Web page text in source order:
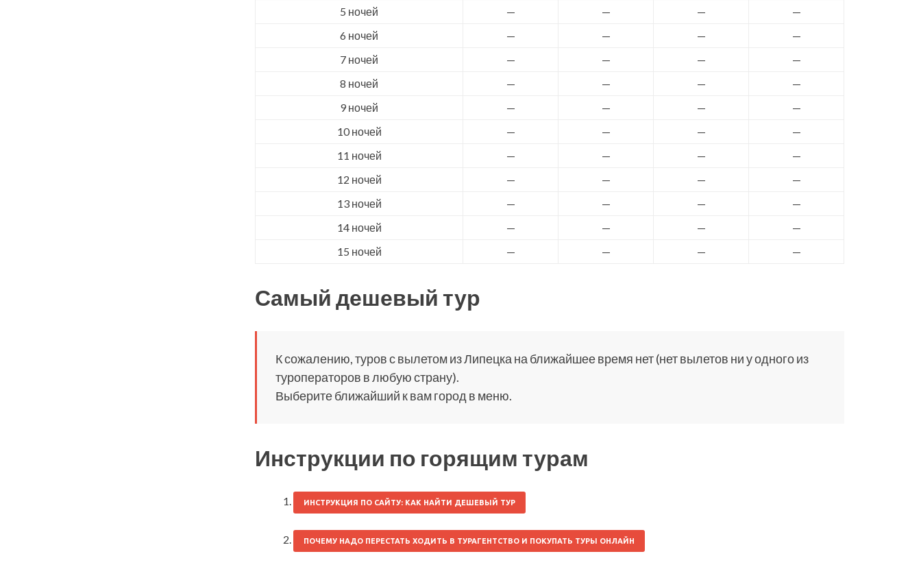
5 ночей
— — —
—
6 ночей
— — —
—
7 ночей
— — —
—
8 ночей
— — —
—
9 ночей
— — —
—
10 ночей
— — —
—
11 ночей
— — —
—
12 ночей
— — —
—
13 ночей
— — —
—
14 ночей
— — —
—
15 ночей
— — — —
Самый дешевый тур
К сожалению, туров с вылетом из Липецка на ближайшее время нет (нет вылетов ни у одного из
туроператоров в любую страну).
Выберите ближайший к вам город в меню.
Инструкции по горящим турам
ИНСТРУКЦИЯ ПО САЙТУ: КАК НАЙТИ ДЕШЕВЫЙ ТУР
ПОЧЕМУ НАДО ПЕРЕСТАТЬ ХОДИТЬ В ТУРАГЕНТСТВО И ПОКУПАТЬ ТУРЫ ОНЛАЙН